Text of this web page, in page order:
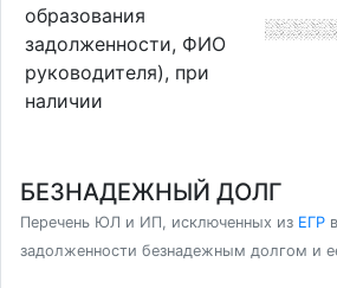
образования
задолженности, ФИО
руководителя), при
наличии
БЕЗНАДЕЖНЫЙ ДОЛГ
Перечень ЮЛ и ИП, исключенных из ЕГР
задолженности безнадежным долгом и